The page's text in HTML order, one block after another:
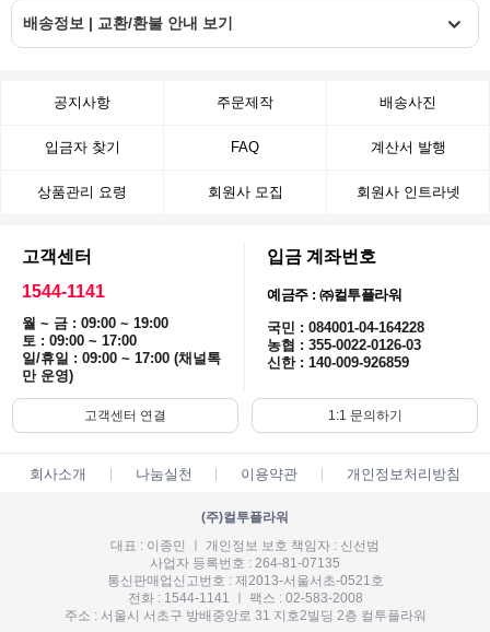
배송정보 | 교환/환불 안내 보기
공지사항 주문제작 배송사진
입금자 찾기 FAQ 계산서 발행
상품관리 요령 회원사 모집 회원사 인트라넷
고객센터
1544-1141
월 ~ 금 : 09:00 ~ 19:00
토 : 09:00 ~ 17:00
일/휴일 : 09:00 ~ 17:00 (채널톡
만 운영)
입금 계좌번호
예금주 : ㈜컬투플라워
국민 : 084001-04-164228
농협 : 355-0022-0126-03
신한 : 140-009-926859
고객센터 연결 1:1 문의하기
회사소개 나눔실천 이용약관 개인정보처리방침
(주)컬투플라워
대표 : 이종민 ㅣ 개인정보 보호 책임자 : 신선범
사업자 등록번호 : 264-81-07135
통신판매업신고번호 : 제2013-서울서초-0521호
전화 : 1544-1141 ㅣ 팩스 : 02-583-2008
주소 : 서울시 서초구 방배중앙로 31 지호2빌딩 2층 컬투플라워